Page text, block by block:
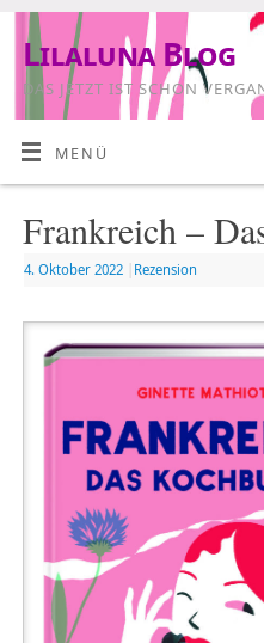
Lilaluna Blog
DAS JETZT IST SCHON
MENÜ
Frankreich –
4. Oktober 2022 Rezension